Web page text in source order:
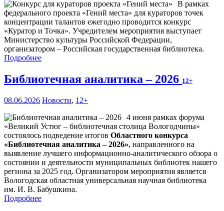
В рамках
федерального проекта «Гений места» для кураторов точек
концентрации талантов ежегодно проводится конкурс
«Куратор и Точка». Учредителем мероприятия выступает
Министерство культуры Российской Федерации,
организатором – Российская государственная библиотека.
Подробнее
Библиотечная аналитика – 2026 12+
08.06.2026 Новости, 12+
4 июня рамках форума
«Великий Устюг – библиотечная столица Вологодчины»
состоялось подведение итогов Областного конкурса
«Библиотечная аналитика – 2026», направленного на
выявление лучшего информационно-аналитического обзора о
состоянии и деятельности муниципальных библиотек нашего
региона за 2025 год. Организатором мероприятия является
Вологодская областная универсальная научная библиотека
им. И. В. Бабушкина.
Подробнее